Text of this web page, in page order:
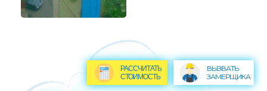
ВЫЗВАТЬ
ЗАМЕРЩИКА
РАССЧИТАТЬ
СТОИМОСТЬ